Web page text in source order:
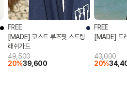
FREE
[MADE] 코스트 루즈핏 스트링
래쉬가드
49,500
20%39,600
FREE
[MADE] 드
43,000
20%